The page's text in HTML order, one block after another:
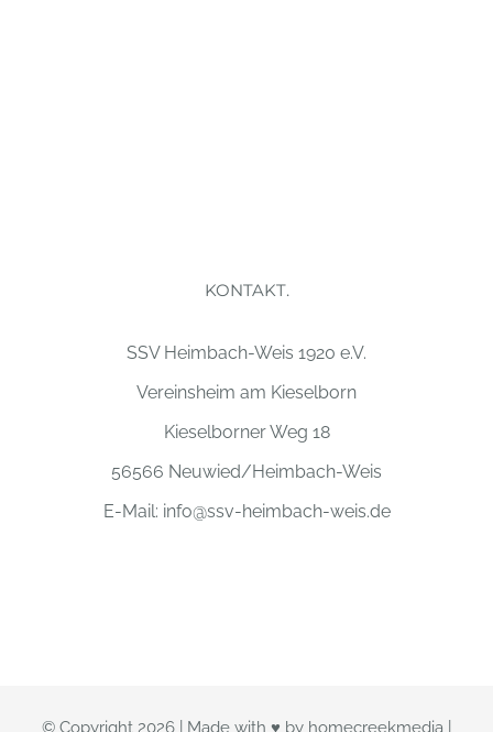
KONTAKT.
SSV Heimbach-Weis 1920 e.V.
Vereinsheim am Kieselborn
Kieselborner Weg 18
56566 Neuwied/Heimbach-Weis
E-Mail: info@ssv-heimbach-weis.de
© Copyright 2026 | Made with ♥ by homecreekmedia